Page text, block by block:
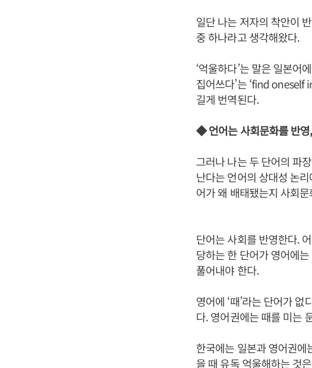
일단 나는 저자의 착안이
중 하나라고 생각해왔다.
‘억울하다’는 말은 일본어
집어쓰다’는 ‘find
길게 번역된다.
◆ 언어는 사회문화를 반영,
그러나 나는 두 단어의 파
난다는 언어의 상대성 논
어가 왜 배태됐는지 사회
단어는 사회를 반영한다.
당하는 한 단어가 영어에
풀어내야 한다.
영어에 ‘때’라는 단어가
다. 영어권에는 때를 미는
한국에는 일본과 영어권에
을 때 유독 억울해하는 것